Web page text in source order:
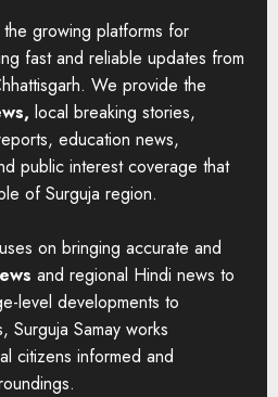
growing platforms for
fast and reliable updates from
We provide the
local breaking stories,
education news,
public interest coverage that
of Surguja region.
on bringing accurate and
and regional Hindi news to
level developments to
Surguja Samay works
citizens informed and